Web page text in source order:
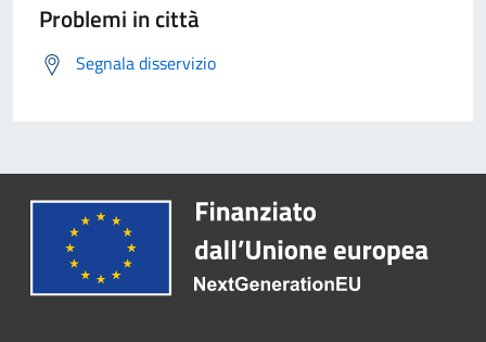
Problemi in città
Segnala disservizio